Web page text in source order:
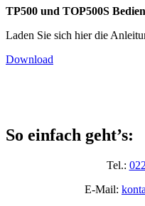
TP500 und TOP500S
Laden Sie sich hier die
Download
So einfach geht’s:
Tel.:
E-Mail: